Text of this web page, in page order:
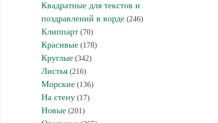
Квадратные для текстов и
поздравлений в ворде(246)
Клиппарт(70)
Красивые(178)
Круглые(342)
Листья(216)
Морские(136)
На стену(17)
Новые(201)